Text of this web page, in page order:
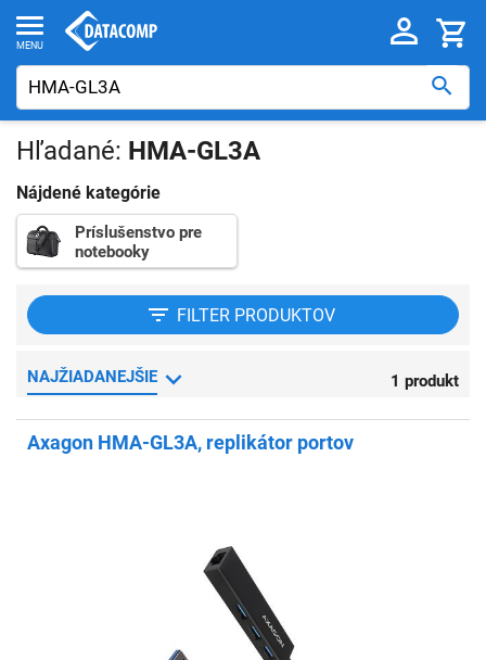
Hľadané: HMA-GL3A
Nájdené kategórie
Príslušenstvo pre
notebooky
FILTER PRODUKTOV
NAJŽIADANEJŠIE 1 produkt
Axagon HMA-GL3A, replikátor portov